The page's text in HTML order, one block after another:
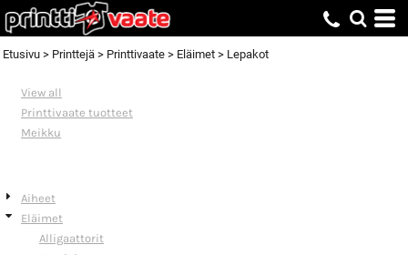
Etusivu > Printtejä > Printtivaate > Eläimet > Lepakot
View all
Printtivaate tuotteet
Meikku
Aiheet
Eläimet
Alligaattorit
Default
Name